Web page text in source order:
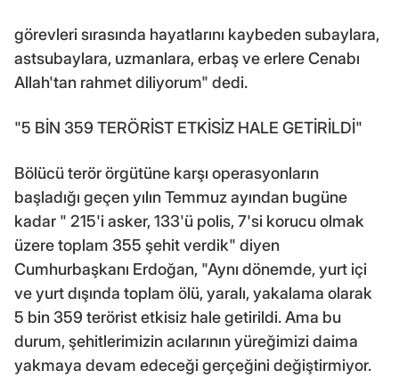
görevleri sırasında hayatlarını kaybeden subaylara,
astsubaylara, uzmanlara, erbaş ve erlere Cenabı
Allah'tan rahmet diliyorum" dedi.
"5 BİN 359 TERÖRİST ETKİSİZ HALE GETİRİLDİ"
Bölücü terör örgütüne karşı operasyonların
başladığı geçen yılın Temmuz ayından bugüne
kadar " 215'i asker, 133'ü polis, 7'si korucu olmak
üzere toplam 355 şehit verdik" diyen
Cumhurbaşkanı Erdoğan, "Aynı dönemde, yurt içi
ve yurt dışında toplam ölü, yaralı, yakalama olarak
5 bin 359 terörist etkisiz hale getirildi. Ama bu
durum, şehitlerimizin acılarının yüreğimizi daima
yakmaya devam edeceği gerçeğini değiştirmiyor.